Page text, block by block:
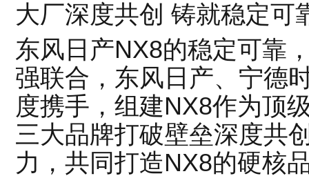
大厂深度共创 铸就稳定可
东风日产NX8的稳定可靠
强联合，东风日产、宁德
度携手，组建NX8作为顶
三大品牌打破壁垒深度共
力，共同打造NX8的硬核